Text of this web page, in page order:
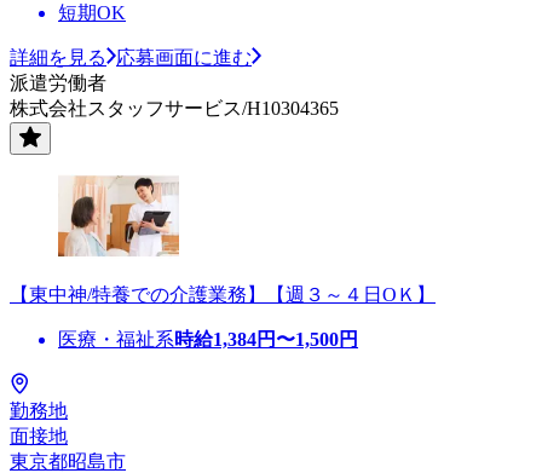
短期OK
詳細を見る
応募画面に進む
派遣労働者
株式会社スタッフサービス/H10304365
【東中神/特養での介護業務】【週３～４日OＫ】
医療・福祉系時給1,384円〜1,500円
勤務地
面接地
東京都昭島市